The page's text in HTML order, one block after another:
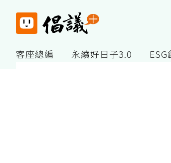
客座總編 永續好日子3.0